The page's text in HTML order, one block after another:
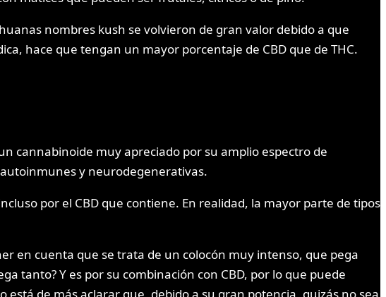
nombres kush se volvieron de gran valor debido a que
hace que tengan un mayor porcentaje de CBD que de THC.
cannabinoide muy apreciado por su amplio espectro de
y neurodegenerativas.
por el CBD que contiene. En realidad, la mayor parte de tipos
en cuenta que se trata de un colocón muy intenso, que pega
tanto? Y es por su combinación con CBD, por lo que puede